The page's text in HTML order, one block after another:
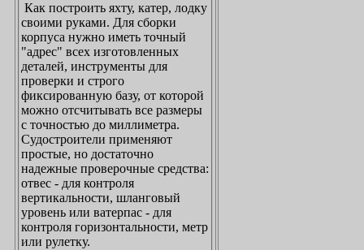
Как построить яхту, катер, лодку
своими руками. Для сборки
корпуса нужно иметь точный
"адрес" всех изготовленных
деталей, инструменты для
проверки и строго
фиксированную базу, от которой
можно отсчитывать все размеры
с точностью до миллиметра.
Судостроители применяют
простые, но достаточно
надежные проверочные средства:
отвес - для контроля
вертикальности, шланговый
уровень или ватерпас - для
контроля горизонтальности, метр
или рулетку.